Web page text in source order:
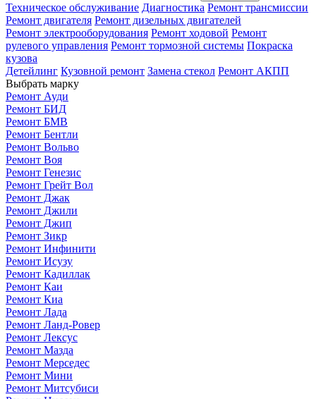
Техническое обслуживание Диагностика Ремонт трансмиссии
Ремонт двигателя Ремонт дизельных двигателей
Ремонт электрооборудования Ремонт ходовой Ремонт
рулевого управления Ремонт тормозной системы Покраска
кузова
Детейлинг Кузовной ремонт Замена стекол Ремонт АКПП
Выбрать марку
Ремонт Ауди
Ремонт БИД
Ремонт БМВ
Ремонт Бентли
Ремонт Вольво
Ремонт Воя
Ремонт Генезис
Ремонт Грейт Вол
Ремонт Джак
Ремонт Джили
Ремонт Джип
Ремонт Зикр
Ремонт Инфинити
Ремонт Исузу
Ремонт Кадиллак
Ремонт Каи
Ремонт Киа
Ремонт Лада
Ремонт Ланд-Ровер
Ремонт Лексус
Ремонт Мазда
Ремонт Мерседес
Ремонт Мини
Ремонт Митсубиси